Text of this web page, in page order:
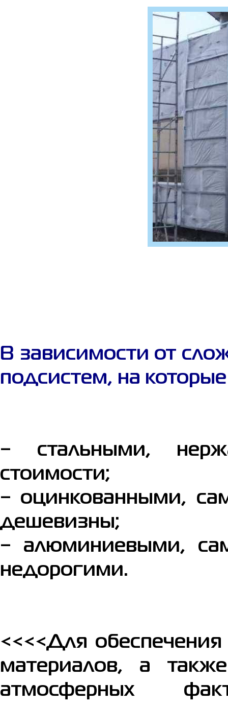
В зависимости от
подсистем, на
− стальными,
стоимости;
− оцинкованными,
дешевизны;
− алюминиевыми,
недорогими.
<<<<Для
материалов, а
атмосферных